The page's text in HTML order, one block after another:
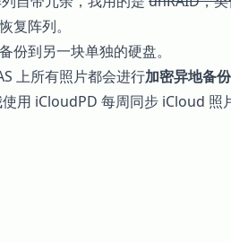
复阵列。
份到另一块单独的硬盘。
上所有照片都会进行加密异地备份
用 iCloudPD 每周同步 iCloud 照